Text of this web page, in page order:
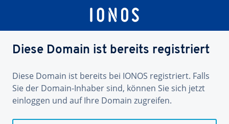
Diese Domain ist bereits registriert
Diese Domain ist bereits bei IONOS registriert. Falls
Sie der Domain-Inhaber sind, können Sie sich jetzt
einloggen und auf Ihre Domain zugreifen.